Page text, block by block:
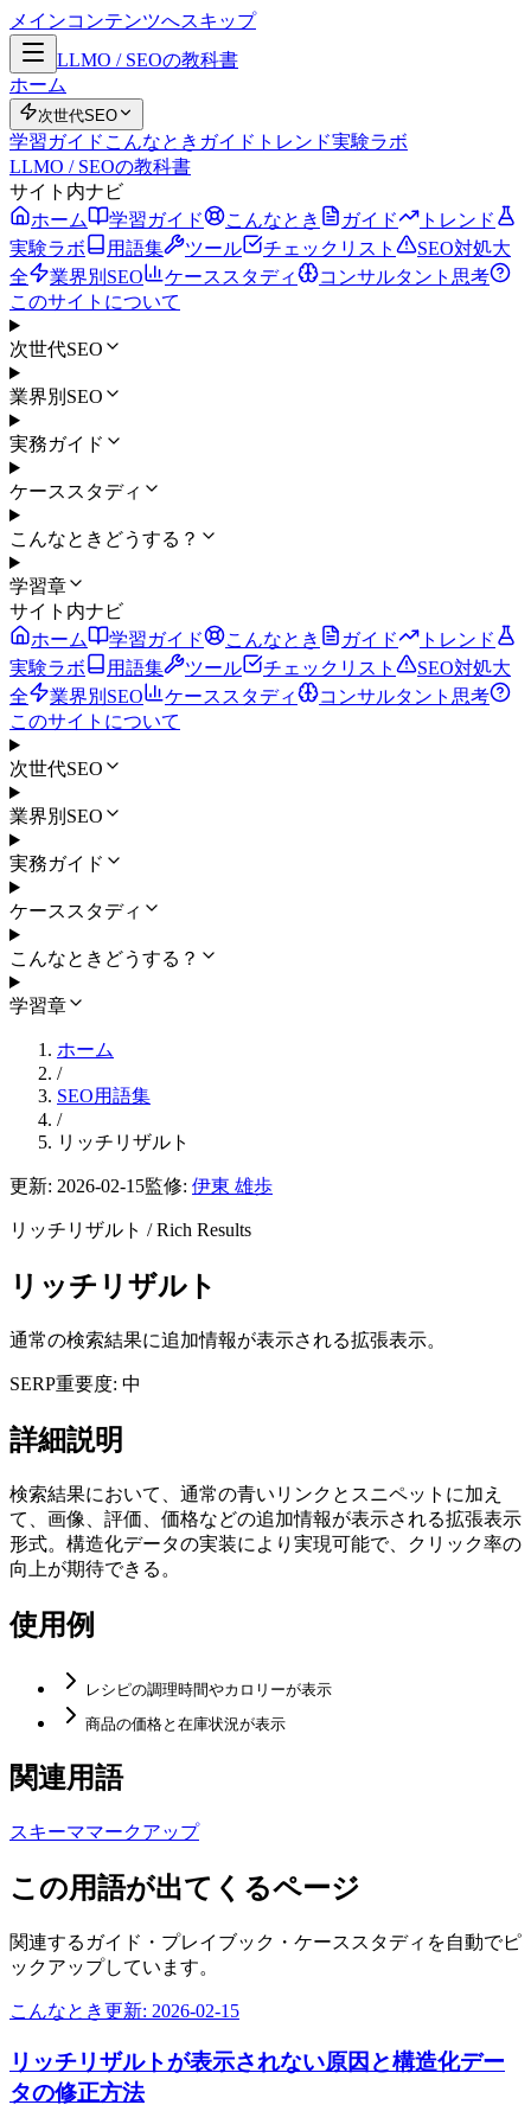
メインコンテンツへスキップ
LLMO / SEOの教科書
ホーム
次世代SEO
学習ガイド こんなとき ガイド トレンド実験ラボ
LLMO / SEOの教科書
サイト内ナビ
ホーム
学習ガイド こんなとき ガイド
トレンド
実験ラボ
用語集 ツール チェックリスト
SEO対処大
全
業界別SEO ケーススタディ
コンサルタント思考
このサイトについて
次世代SEO
業界別SEO
実務ガイド
ケーススタディ
こんなときどうする？
学習章
サイト内ナビ
ホーム
学習ガイド こんなとき ガイド
トレンド
実験ラボ
用語集 ツール チェックリスト
SEO対処大
全
業界別SEO ケーススタディ
コンサルタント思考
このサイトについて
次世代SEO
業界別SEO
実務ガイド
ケーススタディ
こんなときどうする？
学習章
ホーム
/
SEO用語集
/
リッチリザルト
更新: 2026-02-15監修: 伊東 雄歩
リッチリザルト /Rich Results
リッチリザルト
通常の検索結果に追加情報が表示される拡張表示。
SERP重要度: 中
詳細説明
検索結果において、通常の青いリンクとスニペットに加え
て、画像、評価、価格などの追加情報が表示される拡張表示
形式。構造化データの実装により実現可能で、クリック率の
向上が期待できる。
使用例
レシピの調理時間やカロリーが表示
商品の価格と在庫状況が表示
関連用語
スキーママークアップ
この用語が出てくるページ
関連するガイド・プレイブック・ケーススタディを自動でピ
ックアップしています。
こんなとき更新: 2026-02-15
リッチリザルトが表示されない原因と構造化デー
タの修正方法